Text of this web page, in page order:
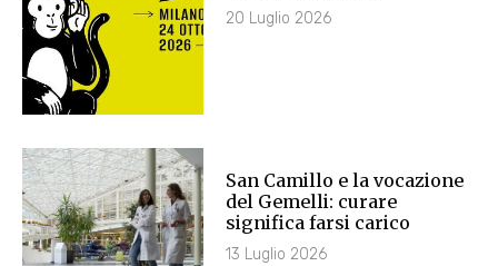
20 Luglio 2026
San Camillo e la vocazione
del Gemelli: curare
significa farsi carico
13 Luglio 2026